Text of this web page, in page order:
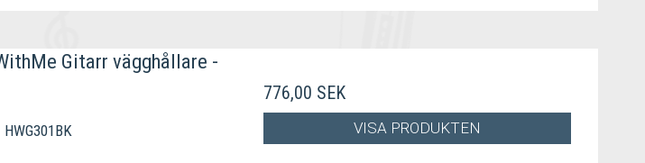
Gitarr vägghållare -
HWG301BK
776,00 SEK
VISA PRODUKTEN